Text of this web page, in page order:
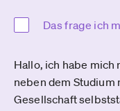
Das frage ich
Hallo, ich habe mich
neben dem
Gesellschaft